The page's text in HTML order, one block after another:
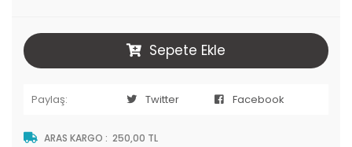
Sepete Ekle
Paylaş: Twitter Facebook
ARAS KARGO : 250,00 TL